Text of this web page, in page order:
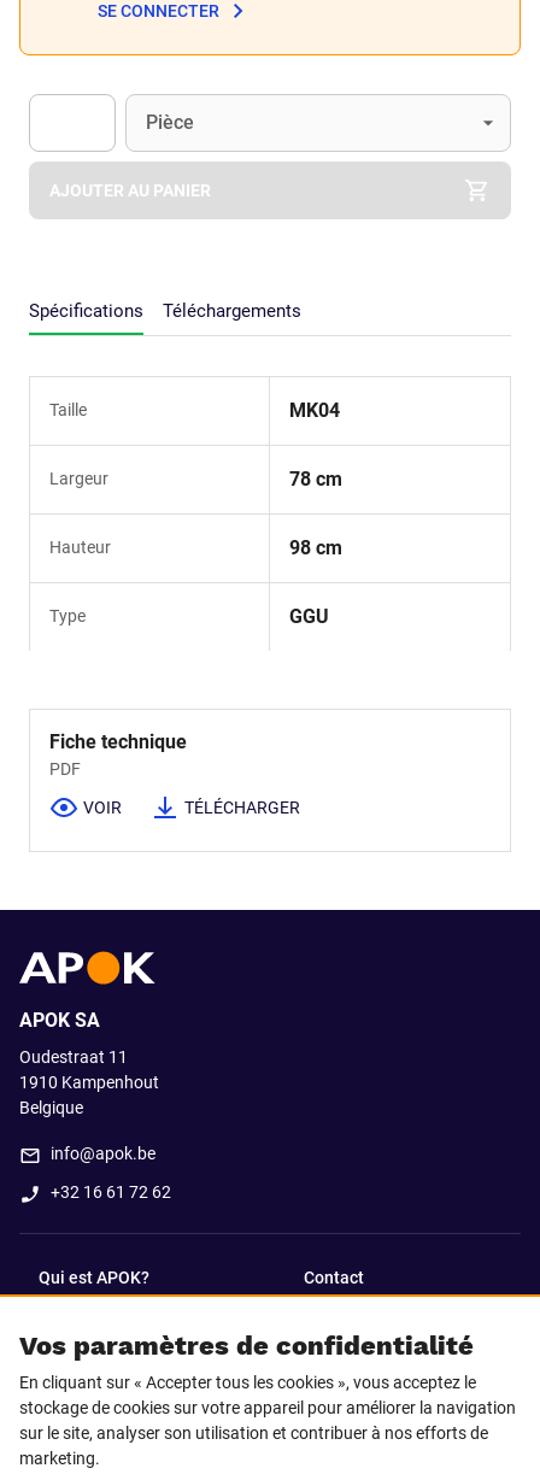
SE CONNECTER
Apok.Product.Detail.AddToCart.Quantity (Optionnel)
Unité
Pièce
AJOUTER AU PANIER
Spécifications Téléchargements
Taille MK04
Largeur 78 cm
Hauteur 98 cm
Type GGU
Fiche technique
PDF
VOIR TÉLÉCHARGER
Vos paramètres de confidentialité
En cliquant sur « Accepter tous les cookies », vous acceptez le
stockage de cookies sur votre appareil pour améliorer la navigation
sur le site, analyser son utilisation et contribuer à nos efforts de
marketing.
APOK SA
Oudestraat 11
1910 Kampenhout
Belgique
info@apok.be
+32 16 61 72 62
Qui est APOK? Contact
SUIVEZ-NOUS SUR
Facebook LinkedIn